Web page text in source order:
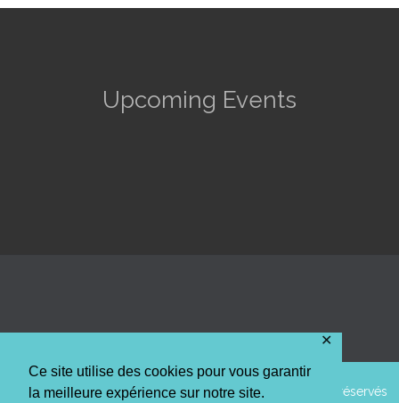
Ce site utilise des cookies pour vous garantir
la meilleure expérience sur notre site.
✕
Upcoming Events
© 2014 AAPPMA La truite de l'Arc Mosellan • Tous droits réservés